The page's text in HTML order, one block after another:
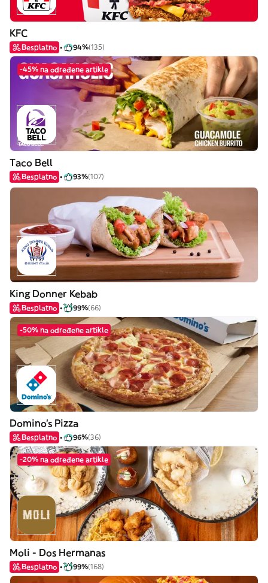
KFC
Besplatno 94%(135)
-45% na određene artikle
Taco Bell
Besplatno 93%(107)
King Donner Kebab
Besplatno 99%(66)
-50% na određene artikle
Domino's Pizza
Besplatno 96%(36)
-20% na određene artikle
Moli - Dos Hermanas
Besplatno 99%(168)